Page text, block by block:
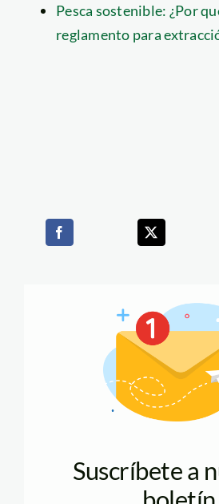
Pesca sostenible: ¿Por
reglamento para
Suscríbete a